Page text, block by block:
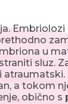
u
sluz.
a tokom
obično s